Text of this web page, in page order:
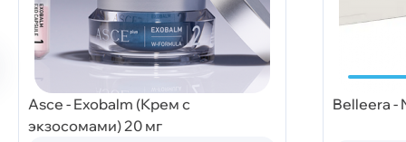
Asce - Exobalm (Крем с
экзосомами) 20 мг
Belleera -